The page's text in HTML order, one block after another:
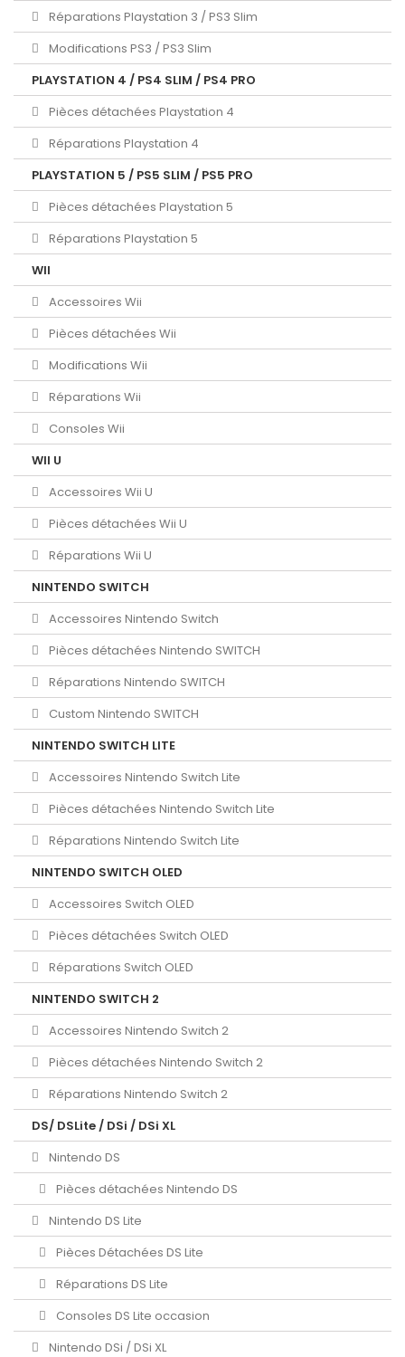
Réparations Playstation 3 / PS3 Slim
Modifications PS3 / PS3 Slim
PLAYSTATION 4 / PS4 SLIM / PS4 PRO
Pièces détachées Playstation 4
Réparations Playstation 4
PLAYSTATION 5 / PS5 SLIM / PS5 PRO
Pièces détachées Playstation 5
Réparations Playstation 5
WII
Accessoires Wii
Pièces détachées Wii
Modifications Wii
Réparations Wii
Consoles Wii
WII U
Accessoires Wii U
Pièces détachées Wii U
Réparations Wii U
NINTENDO SWITCH
Accessoires Nintendo Switch
Pièces détachées Nintendo SWITCH
Réparations Nintendo SWITCH
Custom Nintendo SWITCH
NINTENDO SWITCH LITE
Accessoires Nintendo Switch Lite
Pièces détachées Nintendo Switch Lite
Réparations Nintendo Switch Lite
NINTENDO SWITCH OLED
Accessoires Switch OLED
Pièces détachées Switch OLED
Réparations Switch OLED
NINTENDO SWITCH 2
Accessoires Nintendo Switch 2
Pièces détachées Nintendo Switch 2
Réparations Nintendo Switch 2
DS/ DSLite / DSi / DSi XL
Nintendo DS
Pièces détachées Nintendo DS
Nintendo DS Lite
Pièces Détachées DS Lite
Réparations DS Lite
Consoles DS Lite occasion
Nintendo DSi / DSi XL